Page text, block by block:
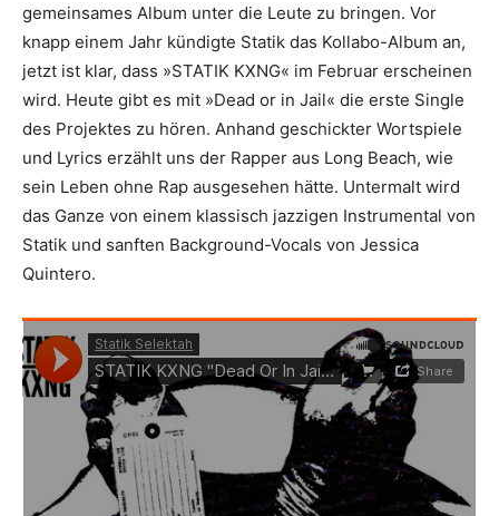
gemeinsames Album unter die Leute zu bringen. Vor
knapp einem Jahr kündigte Statik das Kollabo-Album an,
jetzt ist klar, dass »STATIK KXNG« im Februar erscheinen
wird. Heute gibt es mit »Dead or in Jail« die erste Single
des Projektes zu hören. Anhand geschickter Wortspiele
und Lyrics erzählt uns der Rapper aus Long Beach, wie
sein Leben ohne Rap ausgesehen hätte. Untermalt wird
das Ganze von einem klassisch jazzigen Instrumental von
Statik und sanften Background-Vocals von Jessica
Quintero.